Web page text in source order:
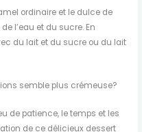
ordinaire et le dulce de
l’eau et du sucre. En
du lait et du sucre ou du lait
semble plus crémeuse?
de patience, le temps et les
de ce délicieux dessert